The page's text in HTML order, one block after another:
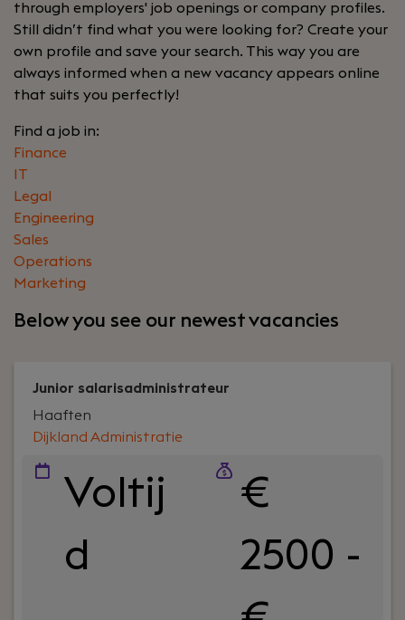
through employers' job openings or company profiles.
Still didn’t find what you were looking for? Create your
own profile and save your search. This way you are
always informed when a new vacancy appears online
that suits you perfectly!
Find a job in:
Finance
IT
Legal
Engineering
Sales
Operations
Marketing
Below you see our newest vacancies
Junior salarisadministrateur
Dijkland Administratie
Haaften
Voltij
d
€
2500 -